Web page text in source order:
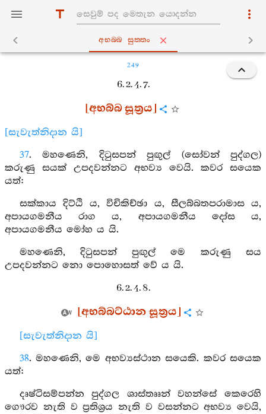
අභබ‍්බ සුත‍්තං
249
6. 2. 4. 7.
[අභබ්බ සූත්‍රය]
[සැවැත්නිදාන යි]
37. මහණෙනි, දිටුසපන් පුඟුල් (සෝවන් පුද්ගල)
කරුණු සයක් උපදවන්නට අභව්‍ය වෙයි. කවර සයෙක
යත්:
සක්කාය දිට්ඨි ය, විචිකිච්ඡා ය, සීලබ්බතපරාමාස ය,
අපායගමනීය රාග ය, අපායගමනීය දෝස ය,
අපායගමනීය මෝහ ය යි.
මහණෙනි, දිටුසපන් පුඟුල් මෙ කරුණු සය
උපදවන්නට නො පොහොසත් වේ ය යි.
6. 2. 4. 8.
[අභබ්බට්ඨාන සූත්‍රය]
[සැවැත්නිදාන යි]
38. මහණෙනි, මෙ අභව්‍යස්ථාන සයෙකි. කවර සයෙක
යත්:
දෘෂ්ටිසම්පන්න පුද්ගල ශාස්තෲන් වහන්සේ කෙරෙහි
ගෞරව නැති ව ප්‍රතිශ්‍රය නැති ව වසන්නට අභව්‍ය වෙයි,